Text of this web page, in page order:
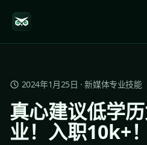
2024年1月25日 ·新媒体专业技能
真心建议低学
业！入职10k+！